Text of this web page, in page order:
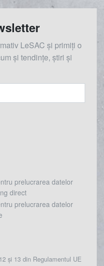
LeSAC și primiți o
și tendințe, știri și
prelucrarea datelor
direct
prelucrarea datelor
și 13 din Regulamentul UE